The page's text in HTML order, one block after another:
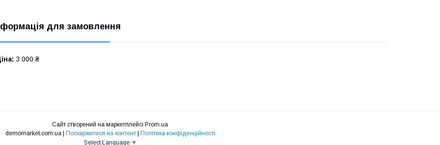
для замовлення
3 000 ₴
Сайт створений на маркетплейсі Prom.ua
Поскаржитися на контент
Політика конфіденційності
Select Language ▼